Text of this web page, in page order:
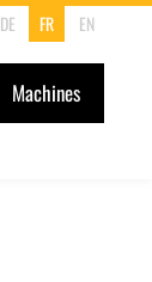
Machines
DE FR EN